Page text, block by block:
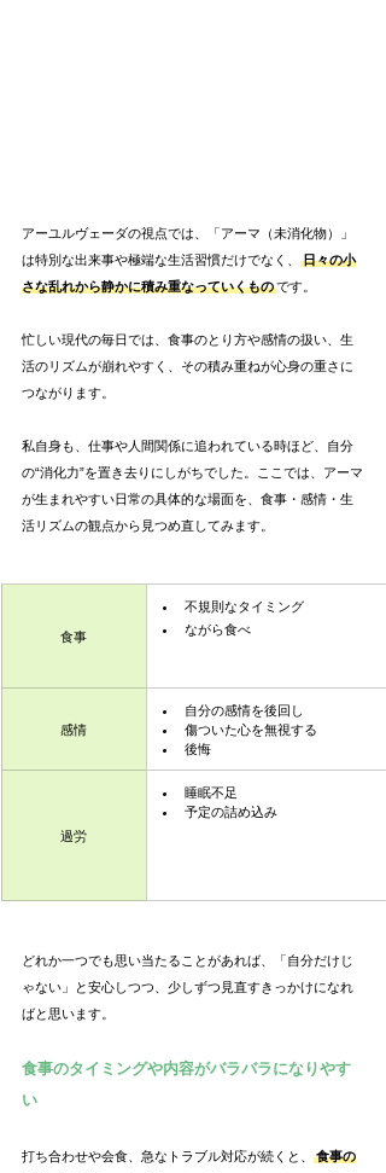
アーユルヴェーダの視点では、「アーマ（未消化物）」
は特別な出来事や極端な生活習慣だけでなく、
日々の小
さな乱れから静かに積み重なっていくものです。
忙しい現代の毎日では、食事のとり方や感情の扱い、生
活のリズムが崩れやすく、その積み重ねが心身の重さに
つながります。
私自身も、仕事や人間関係に追われている時ほど、自分
の“消化力”を置き去りにしがちでした。ここでは、アーマ
が生まれやすい日常の具体的な場面を、食事・感情・生
活リズムの観点から見つめ直してみます。
食事
不規則なタイミング
ながら食べ
感情
自分の感情を後回し
傷ついた心を無視する
後悔
過労
睡眠不足
予定の詰め込み
どれか一つでも思い当たることがあれば、「自分だけじ
ゃない」と安心しつつ、少しずつ見直すきっかけになれ
ばと思います。
食事のタイミングや内容がバラバラになりやす
い
打ち合わせや会食、急なトラブル対応が続くと、
食事の